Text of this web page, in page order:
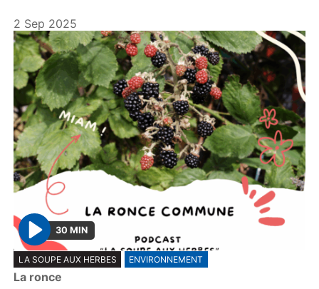
2 Sep 2025
P
l
a
30 MIN
LA SOUPE AUX HERBES ENVIRONNEMENT
La ronce